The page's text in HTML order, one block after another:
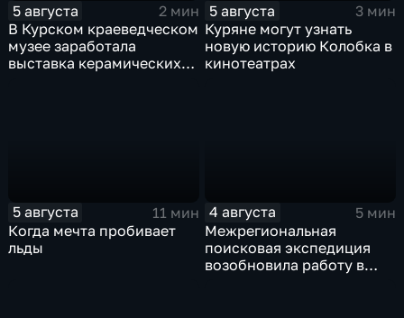
5 августа
2 мин
В Курском краеведческом
музее заработала
выставка керамических
5 августа
3 мин
Куряне могут узнать
новую историю Колобка в
кинотеатрах
5 августа
11 мин
Когда мечта пробивает
льды
4 августа
5 мин
Межрегиональная
поисковая экспедиция
возобновила работу в